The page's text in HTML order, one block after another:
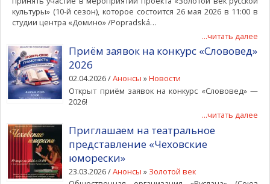
культуры» (10-й сезон), которое состоится 26 мая 2026 в 11:00 в
студии центра «Домино» /Popradská…
...читать далее
Приём заявок на конкурс «Слововед»
2026
02.04.2026 /Анонсы »Новости
Открыт приём заявок на конкурс «Слововед» —
2026!
...читать далее
Приглашаем на театральное
представление «Чеховские
юморески»
23.03.2026 /Анонсы » Золотой век